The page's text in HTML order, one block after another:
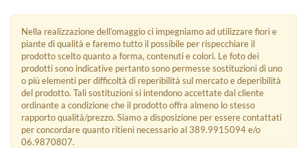
Nella realizzazione dell’omaggio ci impegniamo ad utilizzare fiori e
piante di qualità e faremo tutto il possibile per rispecchiare il
prodotto scelto quanto a forma, contenuti e colori. Le foto dei
prodotti sono indicative pertanto sono permesse sostituzioni di uno
o più elementi per difficoltà di reperibilità sul mercato e deperibilità
del prodotto. Tali sostituzioni si intendono accettate dal cliente
ordinante a condizione che il prodotto offra almeno lo stesso
rapporto qualità/prezzo. Siamo a disposizione per essere contattati
per concordare quanto ritieni necessario al 389.9915094 e/o
06.9870807.